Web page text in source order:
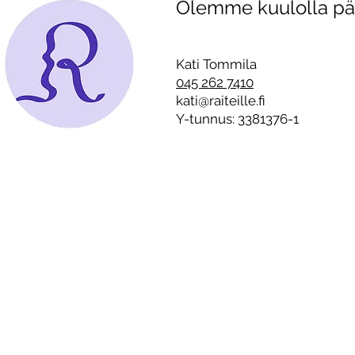
Raitistunut tamperelainen
Kati Tommila kertoo,
millainen kulissi jouluna on
kotien seinien sisällä –
”Alkoholistille on tyypillistä
on suorittaa täydellistä
joulua”
Olemme kuulolla
Kati Tommila
045 262 7410
kati@raiteille.fi
Y-tunnus: 3381376-1